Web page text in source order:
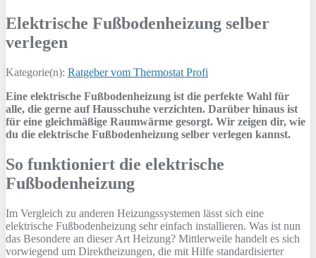
Elektrische Fußbodenheizung selber
verlegen
Kategorie(n): Ratgeber vom Thermostat Profi
Eine elektrische Fußbodenheizung ist die perfekte Wahl für
alle, die gerne auf Hausschuhe verzichten. Darüber hinaus ist
für eine gleichmäßige Raumwärme gesorgt. Wir zeigen dir, wie
du die elektrische Fußbodenheizung selber verlegen kannst.
So funktioniert die elektrische
Fußbodenheizung
Im Vergleich zu anderen Heizungssystemen lässt sich eine
elektrische Fußbodenheizung sehr einfach installieren. Was ist nun
das Besondere an dieser Art Heizung? Mittlerweile handelt es sich
vorwiegend um Direktheizungen, die mit Hilfe standardisierter